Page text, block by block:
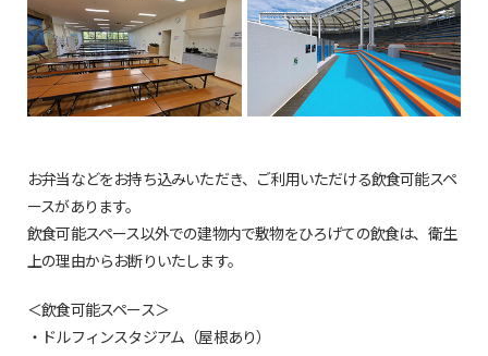
お弁当などをお持ち込みいただき、ご利用いただける飲食可能スペ
ースがあります。
飲食可能スペース以外での建物内で敷物をひろげての飲食は、衛生
上の理由からお断りいたします。
＜飲食可能スペース＞
・ドルフィンスタジアム（屋根あり）